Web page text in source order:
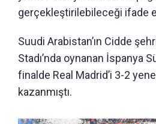
gerçekleştirilebileceği ifade
Suudi Arabistan’ın Cidde
Stadı’nda oynanan İspanya
finalde Real Madrid’i 3-2
kazanmıştı.